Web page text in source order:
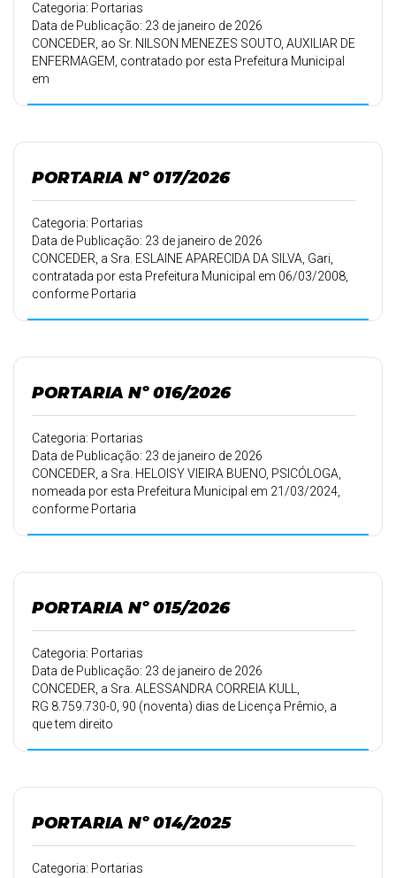
Categoria: Portarias
Data de Publicação: 23 de janeiro de 2026
CONCEDER, ao Sr. NILSON MENEZES SOUTO, AUXILIAR DE
ENFERMAGEM, contratado por esta Prefeitura Municipal
em
PORTARIA Nº 017/2026
Categoria: Portarias
Data de Publicação: 23 de janeiro de 2026
CONCEDER, a Sra. ESLAINE APARECIDA DA SILVA, Gari,
contratada por esta Prefeitura Municipal em 06/03/2008,
conforme Portaria
PORTARIA Nº 016/2026
Categoria: Portarias
Data de Publicação: 23 de janeiro de 2026
CONCEDER, a Sra. HELOISY VIEIRA BUENO, PSICÓLOGA,
nomeada por esta Prefeitura Municipal em 21/03/2024,
conforme Portaria
PORTARIA Nº 015/2026
Categoria: Portarias
Data de Publicação: 23 de janeiro de 2026
CONCEDER, a Sra. ALESSANDRA CORREIA KULL,
RG 8.759.730-0, 90 (noventa) dias de Licença Prêmio, a
que tem direito
PÚBLICOS MUNICIPAIS DE SÃO JERÔNIMO DA SERRA-PR,
a partir
de 26/01/2026, devendo retornar ao trabalho em
26/04/2026.
PORTARIA Nº 014/2025
Categoria: Portarias